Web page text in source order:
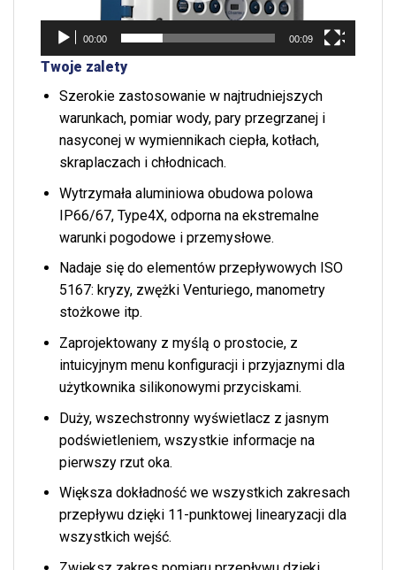
00:00 00:09
Twoje zalety
Szerokie zastosowanie w najtrudniejszych
warunkach, pomiar wody, pary przegrzanej i
nasyconej w wymiennikach ciepła, kotłach,
skraplaczach i chłodnicach.
Wytrzymała aluminiowa obudowa polowa
IP66/67, Type4X, odporna na ekstremalne
warunki pogodowe i przemysłowe.
Nadaje się do elementów przepływowych ISO
5167: kryzy, zwężki Venturiego, manometry
stożkowe itp.
Zaprojektowany z myślą o prostocie, z
intuicyjnym menu konfiguracji i przyjaznymi dla
użytkownika silikonowymi przyciskami.
Duży, wszechstronny wyświetlacz z jasnym
podświetleniem, wszystkie informacje na
pierwszy rzut oka.
Większa dokładność we wszystkich zakresach
przepływu dzięki 11-punktowej linearyzacji dla
wszystkich wejść.